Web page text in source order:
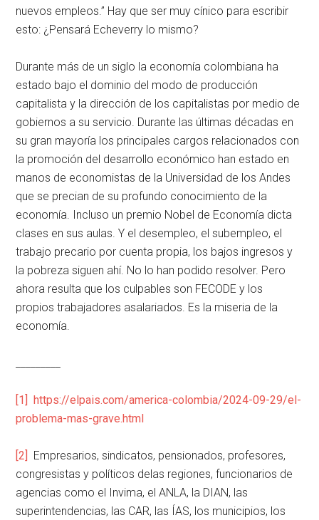
nuevos empleos.” Hay que ser muy cínico para escribir
esto: ¿Pensará Echeverry lo mismo?
Durante más de un siglo la economía colombiana ha
estado bajo el dominio del modo de producción
capitalista y la dirección de los capitalistas por medio de
gobiernos a su servicio. Durante las últimas décadas en
su gran mayoría los principales cargos relacionados con
la promoción del desarrollo económico han estado en
manos de economistas de la Universidad de los Andes
que se precian de su profundo conocimiento de la
economía. Incluso un premio Nobel de Economía dicta
clases en sus aulas. Y el desempleo, el subempleo, el
trabajo precario por cuenta propia, los bajos ingresos y
la pobreza siguen ahí. No lo han podido resolver. Pero
ahora resulta que los culpables son FECODE y los
propios trabajadores asalariados. Es la miseria de la
economía.
[1] https://elpais.com/america-colombia/2024-09-29/el-
problema-mas-grave.html
[2] Empresarios, sindicatos, pensionados, profesores,
congresistas y políticos delas regiones, funcionarios de
agencias como el Invima, el ANLA, la DIAN, las
superintendencias, las CAR, las ÍAS, los municipios, los